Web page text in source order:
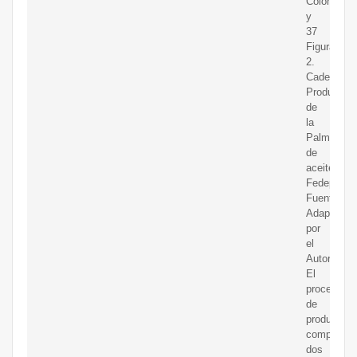
y
37
Figura
2.
Cadena
Productiva
de
la
Palma
de
aceite
Fedepalma
Fuente:
Adaptado
por
el
Autor
El
proceso
de
producción
comprende
dos